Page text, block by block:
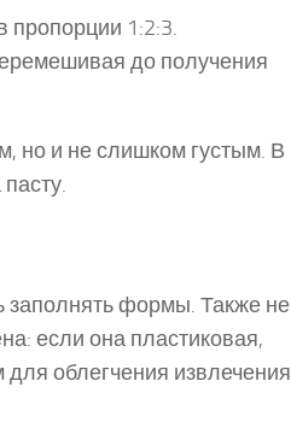
пропорции 1:2:3.
до получения
но и не слишком густым. В
заполнять формы. Также не
если она пластиковая,
облегчения извлечения